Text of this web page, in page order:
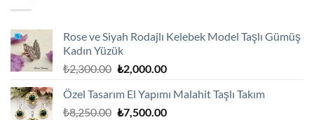
Rose ve Siyah Rodajlı Kelebek Model Taşlı Gümüş
Kadın Yüzük
₺2,300.00 Orijinal
₺2,300.00.
₺2,000.00Şu
fiyat:
₺2,000.00.
Özel Tasarım El Yapımı Malahit Taşlı Takım
₺8,250.00 Orijinal
₺7,500.00Şu